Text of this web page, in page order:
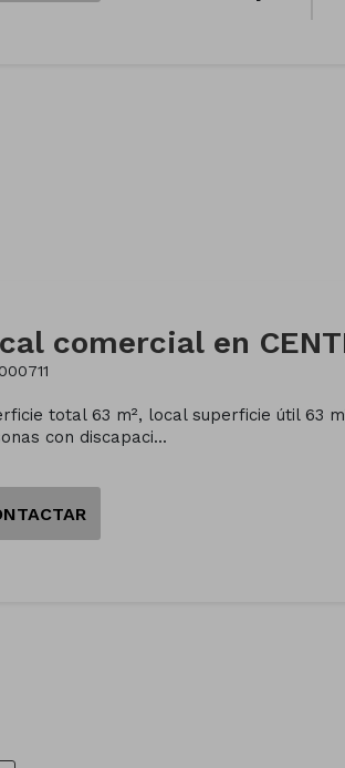
comercial en
total 63 m², local superficie útil 63
con discapaci...